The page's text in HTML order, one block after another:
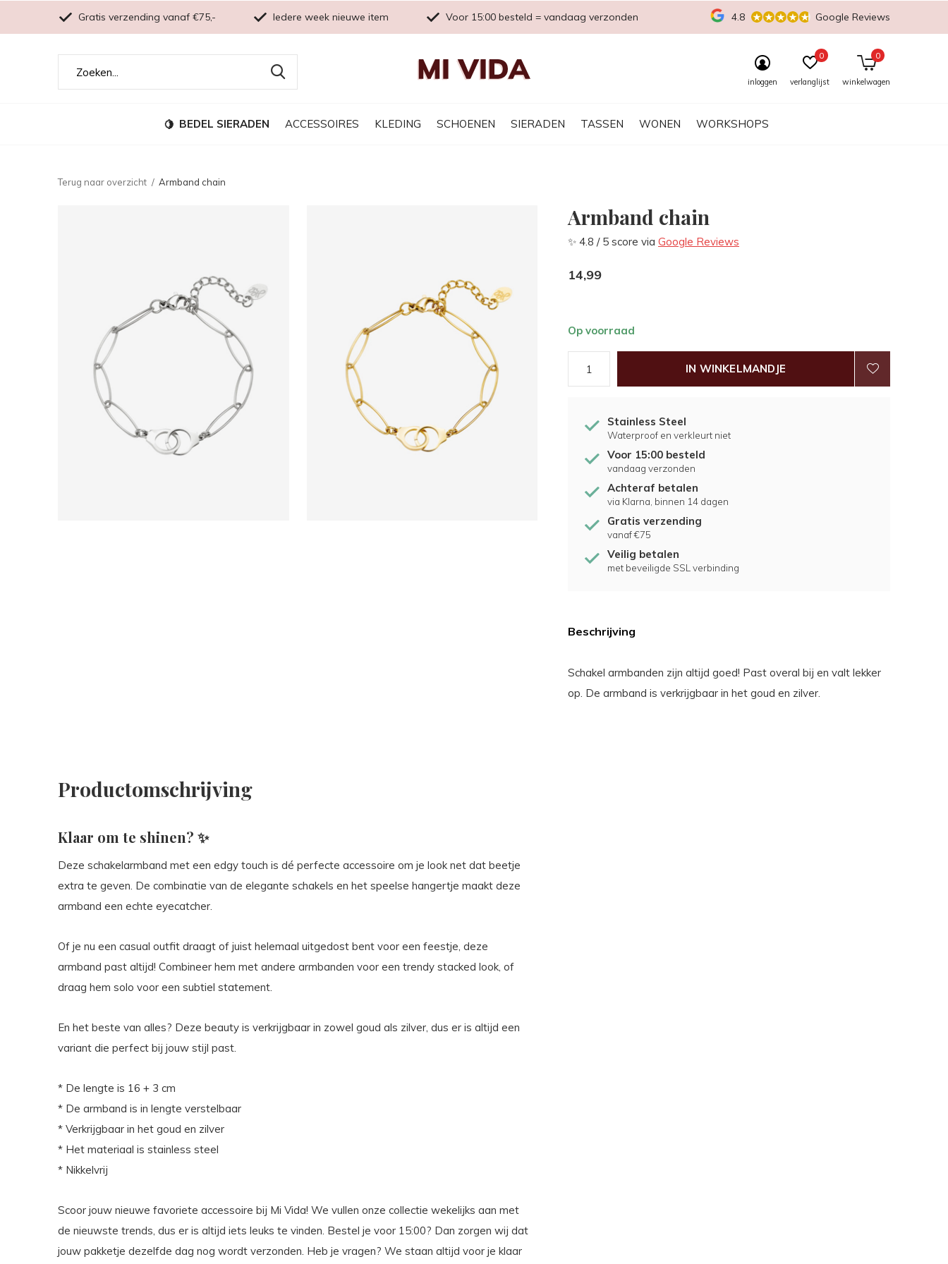
BEDEL SIERADEN ACCESSOIRES KLEDING SCHOENEN SIERADEN TASSEN WONEN WORKSHOPS
inloggen verlanglijst
0
winkelwagen
0
Gratis verzending vanaf €75,- Iedere week nieuwe item Voor 15:00 besteld = vandaag verzonden 4.8 Google Reviews
Terug naar overzicht Armband chain
Armband chain
✨ 4.8 / 5 score via Google Reviews
14,99
Op voorraad
IN WINKELMANDJE
Stainless Steel
Waterproof en verkleurt niet
Voor 15:00 besteld
vandaag verzonden
Achteraf betalen
via Klarna, binnen 14 dagen
Gratis verzending
vanaf €75
Veilig betalen
met beveiligde SSL verbinding
Beschrijving
Schakel armbanden zijn altijd goed! Past overal bij en valt lekker
op. De armband is verkrijgbaar in het goud en zilver.
Productomschrijving
Klaar om te shinen? ✨
Deze schakelarmband met een edgy touch is dé perfecte accessoire om je look net dat beetje
extra te geven. De combinatie van de elegante schakels en het speelse hangertje maakt deze
armband een echte eyecatcher.
Of je nu een casual outfit draagt of juist helemaal uitgedost bent voor een feestje, deze
armband past altijd! Combineer hem met andere armbanden voor een trendy stacked look, of
draag hem solo voor een subtiel statement.
En het beste van alles? Deze beauty is verkrijgbaar in zowel goud als zilver, dus er is altijd een
variant die perfect bij jouw stijl past.
* De lengte is 16 + 3 cm
* De armband is in lengte verstelbaar
* Verkrijgbaar in het goud en zilver
* Het materiaal is stainless steel
* Nikkelvrij
Scoor jouw nieuwe favoriete accessoire bij Mi Vida! We vullen onze collectie wekelijks aan met
de nieuwste trends, dus er is altijd iets leuks te vinden. Bestel je voor 15:00? Dan zorgen wij dat
jouw pakketje dezelfde dag nog wordt verzonden. Heb je vragen? We staan altijd voor je klaar